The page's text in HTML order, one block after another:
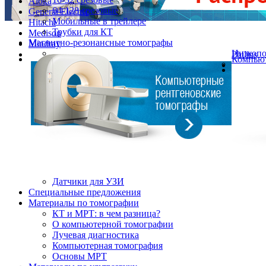
General Electric
Hitachi
Medison
Mindray
Philips
64-128 срезовые
Мобильные в трейлере
Трубки для КТ
Магнитно-резонансные томографы
Датчики для УЗИ
Cпециальные предложения
Материалы по томографии
КТ и МРТ: в чем разница?
О компьютерной томографии
Лучевая диагностика
Компьютерная томография
Основы МРТ